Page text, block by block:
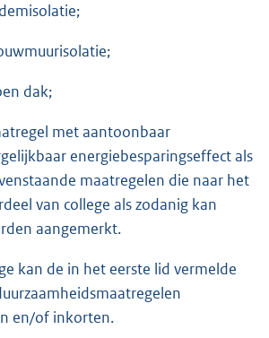
dak;
met aantoonbaar
energiebesparingseffect als
maatregelen die naar het
van college als zodanig kan
aangemerkt.
kan de in het eerste lid vermelde
en/of inkorten.